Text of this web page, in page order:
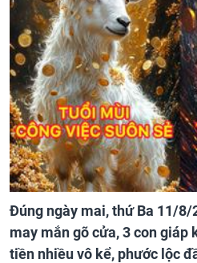
Đúng ngày mai, thứ Ba 11/8/
may mắn gõ cửa, 3 con giáp
tiền nhiều vô kể, phước lộc